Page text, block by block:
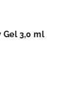
Gel 3,0 ml